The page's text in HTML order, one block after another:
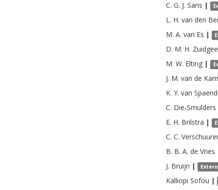
C. G. J. Saris |
L. H. van den
M. A. van Es |
D. M. H.
M. W. Elting |
J. M. van de
K. Y. van
C. Die-Smulders
E. H. Brilstra |
C. C.
B. B. A. de Vries
J. Bruijn | Extern
Kalliopi Sofou |